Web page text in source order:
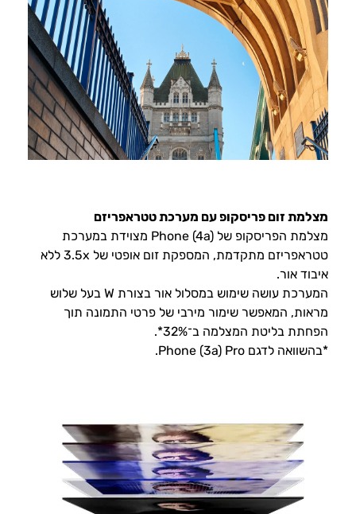
מצלמת זום פריסקופ עם מערכת טטראפריזם
מצלמת הפריסקופ של Phone (4a) מצוידת במערכת
טטראפריזם מתקדמת, המספקת זום אופטי של 3.5x ללא
איבוד אור.
המערכת עושה שימוש במסלול אור בצורת W בעל שלוש
מראות, המאפשר שימור מירבי של פרטי התמונה תוך
הפחתת בליטת המצלמה ב־32%*.
*בהשוואה לדגם Phone (3a) Pro.